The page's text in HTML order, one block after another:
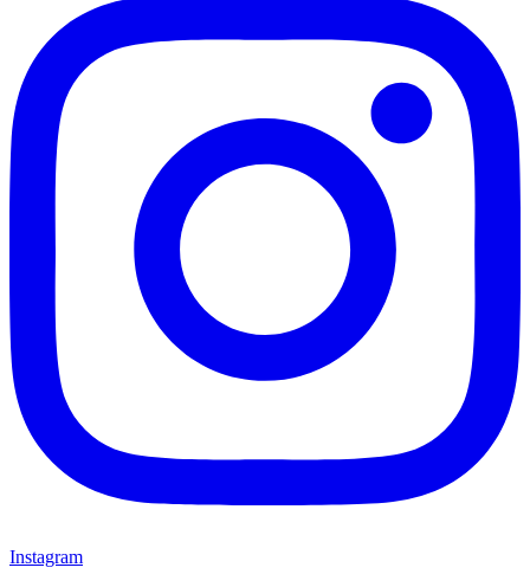
Instagram